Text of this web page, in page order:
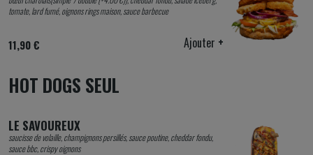
tomate, lard fumé, oignons rings maison, sauce barbecue
11,90 € Ajouter +
HOT DOGS SEUL
LE SAVOUREUX
saucisse de volaille, champignons persillés, sauce poutine, cheddar fondu,
sauce bbc, crispy oignons